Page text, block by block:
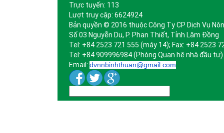
Trực tuyến: 113
Lượt truy cập: 6624924
Bản quyền © 2016 thuộc Công Ty CP Dịch Vụ
Số 03 Nguyễn Du, P. Phan Thiết, Tỉnh Lâm Đồng
Tel: +84 2523 721 555 (máy 14); Fax: +84 2523
Tel: +84 909996984 (Phòng Quan hệ nhà đầu tư)
Email: dvnnbinhthuan@gmail.com